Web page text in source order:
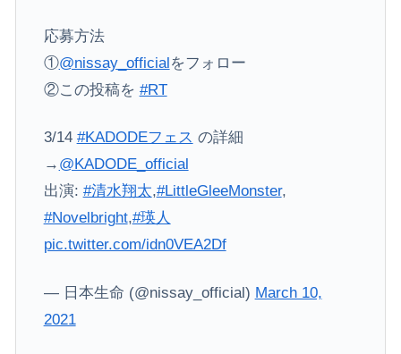
応募方法
①@nissay_officialをフォロー
②この投稿を #RT
3/14 #KADODEフェス の詳細
→ @KADODE_official
出演: #清水翔太,#LittleGleeMonster,
#Novelbright,#瑛人
pic.twitter.com/idn0VEA2Df
— 日本生命 (@nissay_official) March 10,
2021